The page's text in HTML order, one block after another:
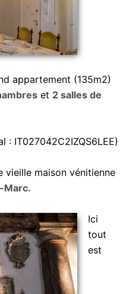
appartement (135m2)
et 2 salles de
IT027042C2IZQS6LEE)
vieille maison vénitienne
Marc.
Ici
tout
est